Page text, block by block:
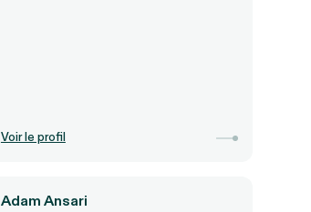
Voir le profil
Adam Ansari